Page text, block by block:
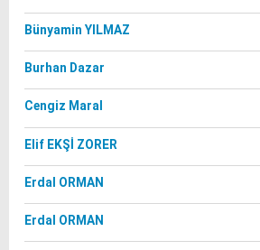
Bünyamin YILMAZ
Burhan Dazar
Cengiz Maral
Elif EKŞİ ZORER
Erdal ORMAN
Erdal ORMAN